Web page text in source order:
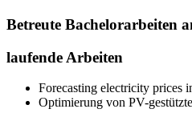
Betreute Bachelorarbeiten
laufende Arbeiten
Forecasting electricity prices
Optimierung von PV-